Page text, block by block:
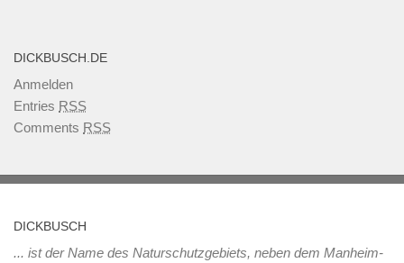
DICKBUSCH.DE
Anmelden
Entries RSS
Comments RSS
DICKBUSCH
... ist der Name des Naturschutzgebiets, neben dem Manheim-